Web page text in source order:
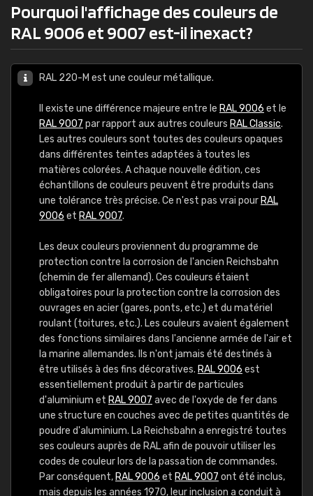
Pourquoi l'affichage des couleurs de
RAL 9006 et 9007 est-il inexact?
RAL 220-M est une couleur métallique.
Il existe une différence majeure entre le RAL 9006 et le
RAL 9007 par rapport aux autres couleurs RAL Classic.
Les autres couleurs sont toutes des couleurs opaques
dans différentes teintes adaptées à toutes les
matières colorées. A chaque nouvelle édition, ces
échantillons de couleurs peuvent être produits dans
une tolérance très précise. Ce n'est pas vrai pour RAL
9006 et RAL 9007.
Les deux couleurs proviennent du programme de
protection contre la corrosion de l'ancien Reichsbahn
(chemin de fer allemand). Ces couleurs étaient
obligatoires pour la protection contre la corrosion des
ouvrages en acier (gares, ponts, etc.) et du matériel
roulant (toitures, etc.). Les couleurs avaient également
des fonctions similaires dans l'ancienne armée de l'air et
la marine allemandes. Ils n'ont jamais été destinés à
être utilisés à des fins décoratives. RAL 9006 est
essentiellement produit à partir de particules
d'aluminium et RAL 9007 avec de l'oxyde de fer dans
une structure en couches avec de petites quantités de
poudre d'aluminium. La Reichsbahn a enregistré toutes
ses couleurs auprès de RAL afin de pouvoir utiliser les
codes de couleur lors de la passation de commandes.
Par conséquent, RAL 9006 et RAL 9007 ont été inclus,
mais depuis les années 1970, leur inclusion a conduit à